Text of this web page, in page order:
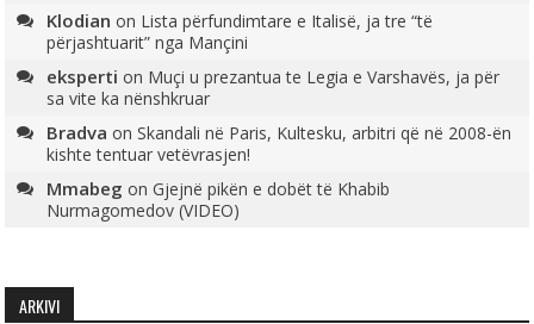
Klodian on Lista përfundimtare e Italisë, ja tre “të
përjashtuarit” nga Mançini
eksperti on Muçi u prezantua te Legia e Varshavës, ja për
sa vite ka nënshkruar
Bradva onSkandali në Paris, Kultesku, arbitri që në 2008-ën
kishte tentuar vetëvrasjen!
Mmabeg onGjejnë pikën e dobët të Khabib
Nurmagomedov (VIDEO)
ARKIVI